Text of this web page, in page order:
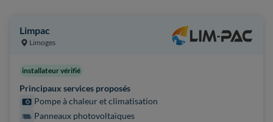
Limpac
Limoges
installateur vérifié
Principaux services proposés
Pompe à chaleur et climatisation
Panneaux photovoltaïques